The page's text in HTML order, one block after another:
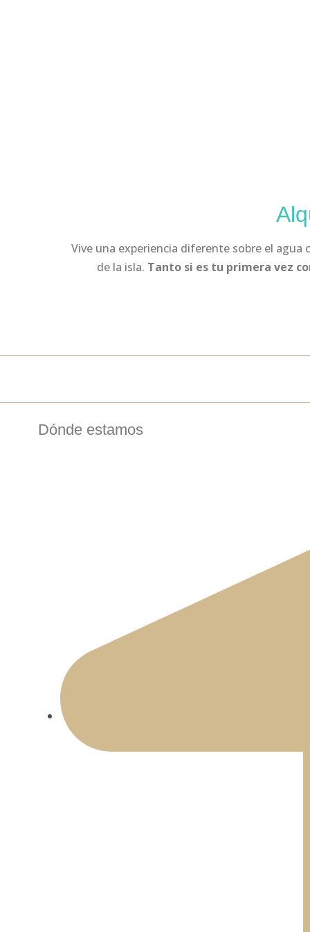
Vive una experiencia diferente sobre el agua
de la isla. Tanto si es tu primera vez
Dónde estamos